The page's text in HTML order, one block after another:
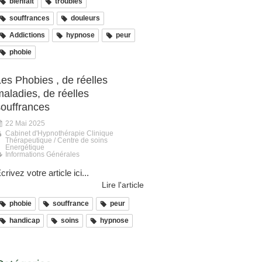
souffrances douleurs
Addictions hypnose peur
phobie
Phobies , de réelles
de réelles
22 Mai 2025
Cabinet d'Hypnothérapie Clinique
Thérapeutique / Centre de soins
Energétique
Informations Générales
votre article ici...
Lire l'article
phobie souffrance peur
handicap soins hypnose